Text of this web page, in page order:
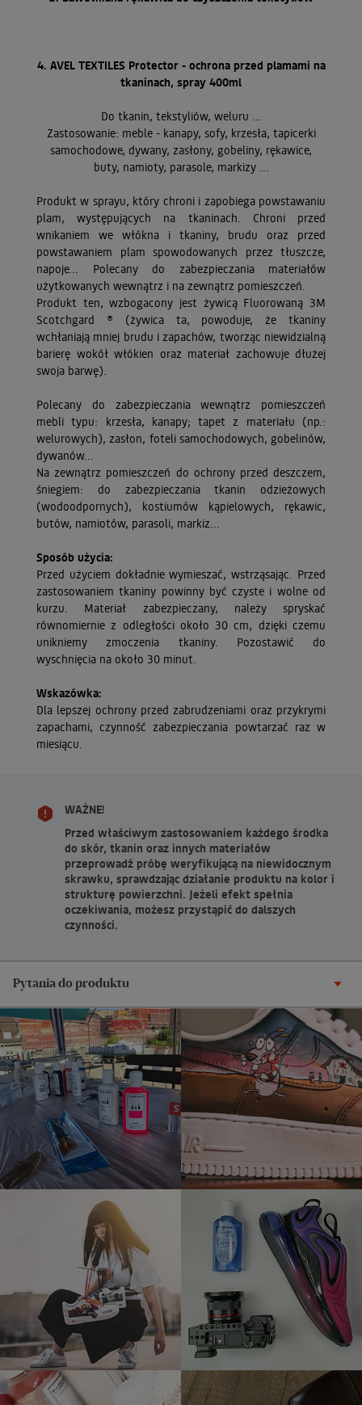
4. AVEL TEXTILES Protector - ochrona przed plamami na
tkaninach, spray 400ml
Do tkanin, tekstyliów, weluru ...
Zastosowanie: meble - kanapy, sofy, krzesła, tapicerki
samochodowe, dywany, zasłony, gobeliny, rękawice,
buty, namioty, parasole, markizy ...
Produkt w sprayu, który chroni i zapobiega powstawaniu
plam, występujących na tkaninach. Chroni przed
wnikaniem we włókna i tkaniny, brudu oraz przed
powstawaniem plam spowodowanych przez tłuszcze,
napoje... Polecany do zabezpieczania materiałów
użytkowanych wewnątrz i na zewnątrz pomieszczeń.
Produkt ten, wzbogacony jest żywicą Fluorowaną 3M
Scotchgard ® (żywica ta, powoduje, że tkaniny
wchłaniają mniej brudu i zapachów, tworząc niewidzialną
barierę wokół włókien oraz materiał zachowuje dłużej
swoja barwę).
Polecany do zabezpieczania wewnątrz pomieszczeń
mebli typu: krzesła, kanapy; tapet z materiału (np.:
welurowych), zasłon, foteli samochodowych, gobelinów,
dywanów...
Na zewnątrz pomieszczeń do ochrony przed deszczem,
śniegiem: do zabezpieczania tkanin odzieżowych
(wodoodpornych), kostiumów kąpielowych, rękawic,
butów, namiotów, parasoli, markiz...
Sposób użycia:
Przed użyciem dokładnie wymieszać, wstrząsając. Przed
zastosowaniem tkaniny powinny być czyste i wolne od
kurzu. Materiał zabezpieczany, należy spryskać
równomiernie z odległości około 30 cm, dzięki czemu
unikniemy zmoczenia tkaniny. Pozostawić do
wyschnięcia na około 30 minut.
Wskazówka:
Dla lepszej ochrony przed zabrudzeniami oraz przykrymi
zapachami, czynność zabezpieczania powtarzać raz w
miesiącu.
WAŻNE!
Przed właściwym zastosowaniem każdego środka
do skór, tkanin oraz innych materiałów
przeprowadź próbę weryfikującą na niewidocznym
skrawku, sprawdzając działanie produktu na kolor i
strukturę powierzchni. Jeżeli efekt spełnia
oczekiwania, możesz przystąpić do dalszych
czynności.
Pytania do produktu